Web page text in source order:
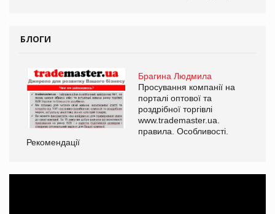
БЛОГИ
Брагина Людмила
Просування компанії на
порталі оптової та
роздрібної торгівлі
www.trademaster.ua.
правила. Особливості.
Рекомендації